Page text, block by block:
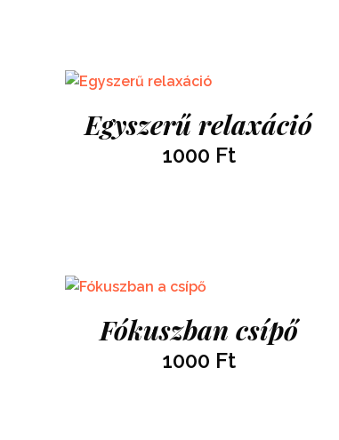
Egyszerű relaxáció
1000 Ft
Fókuszban csípő
1000 Ft